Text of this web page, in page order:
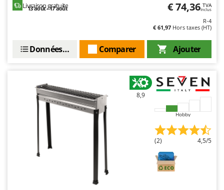
Oriental Koshin
Palazzetti
Paterlini
Philips
Pramac
Prismafood
Livraison gratuite
13 août - 17 août € 74,36 TVA
Inclus
R-4
€ 61,97 Hors taxes (HT)
Ajouter
Comparer
Données techniques
8,9
Hobby
(2) 4,5/5